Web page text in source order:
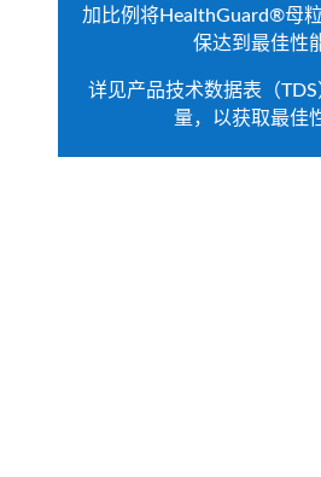
加比例将HealthGuard®母
保达到最佳性
详见产品技术数据表（
量，以获取最佳